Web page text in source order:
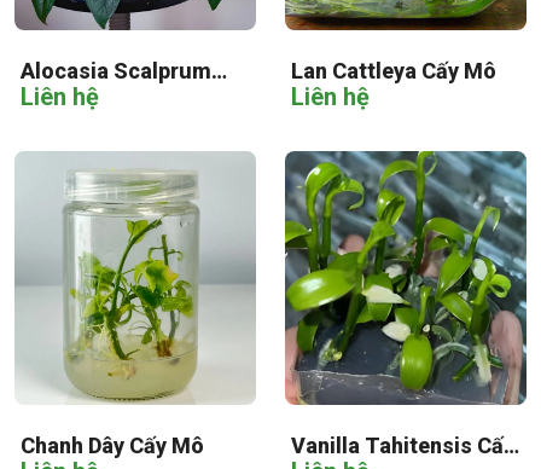
Alocasia Scalprum
Cấy Mô
Liên hệ
Lan Cattleya Cấy Mô
Liên hệ
Chanh Dây Cấy Mô
Vanilla Tahitensis Cấy